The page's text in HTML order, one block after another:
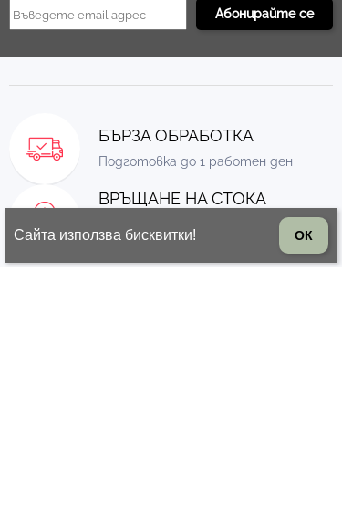
БЪРЗА ОБРАБОТКА
Подготовка до 1 работен ден
ВРЪЩАНЕ НА СТОКА
стоката
Сайта използва бисквитки! ОК